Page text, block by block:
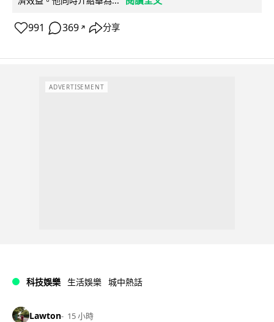
991 369 ↗ 分享
ADVERTISEMENT
科技娛樂 生活娛樂 城中熱話
Lawton 15 小時